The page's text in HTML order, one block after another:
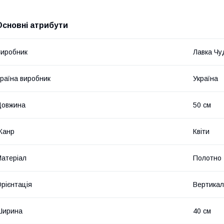
атрибути
Лавка
виробник Україна
50 см
Квіти
Полотно
40 см